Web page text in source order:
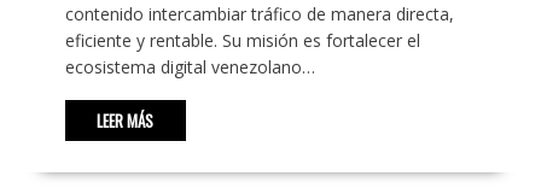
contenido intercambiar tráfico de manera directa,
eficiente y rentable. Su misión es fortalecer el
ecosistema digital venezolano…
LEER MÁS